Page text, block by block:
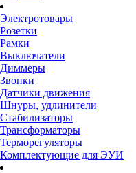
Электротовары
Розетки
Рамки
Выключатели
Диммеры
Звонки
Датчики движения
Шнуры, удлинители
Стабилизаторы
Трансформаторы
Терморегуляторы
Комплектующие для ЭУИ